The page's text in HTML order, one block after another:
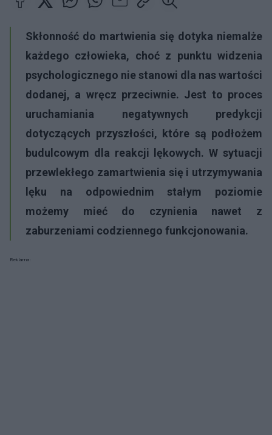
Skłonność do martwienia się dotyka niemalże
każdego człowieka, choć z punktu widzenia
psychologicznego nie stanowi dla nas wartości
dodanej, a wręcz przeciwnie. Jest to proces
uruchamiania negatywnych predykcji
dotyczących przyszłości, które są podłożem
budulcowym dla reakcji lękowych. W sytuacji
przewlekłego zamartwienia się i utrzymywania
lęku na odpowiednim stałym poziomie
możemy mieć do czynienia nawet z
zaburzeniami codziennego funkcjonowania.
Reklama: